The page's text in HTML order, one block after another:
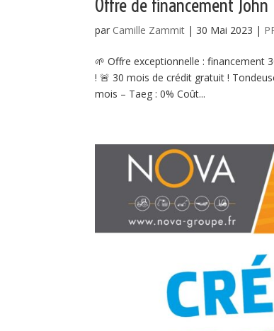
Offre de financement
par Camille Zammit | 30 Mai 2023 |
🌱 Offre exceptionnelle : financement
! 🚨 30 mois de crédit gratuit !
mois – Taeg : 0% Coût...